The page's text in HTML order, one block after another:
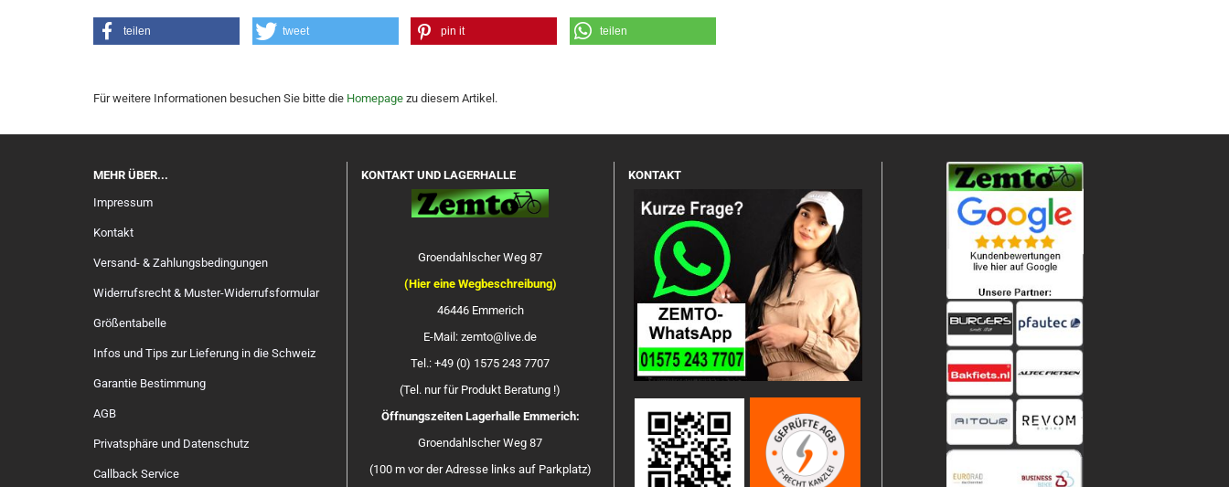
teilen tweet pin it teilen
Für weitere Informationen besuchen Sie bitte die Homepage zu diesem Artikel.
MEHR ÜBER...
Impressum
Kontakt
Versand- & Zahlungsbedingungen
Widerrufsrecht & Muster-Widerrufsformular
Größentabelle
Infos und Tips zur Lieferung in die Schweiz
Garantie Bestimmung
AGB
Privatsphäre und Datenschutz
Callback Service
KONTAKT UND LAGERHALLE
Groendahlscher Weg 87
(Hier eine Wegbeschreibung)
46446 Emmerich
E-Mail: zemto@live.de
Tel.: +49 (0) 1575 243 7707
(Tel. nur für Produkt Beratung !)
Öffnungszeiten Lagerhalle Emmerich:
Groendahlscher Weg 87
(100 m vor der Adresse links auf Parkplatz)
KONTAKT